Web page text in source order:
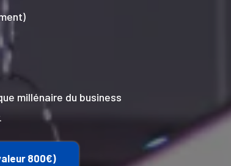
millénaire du business
800€)